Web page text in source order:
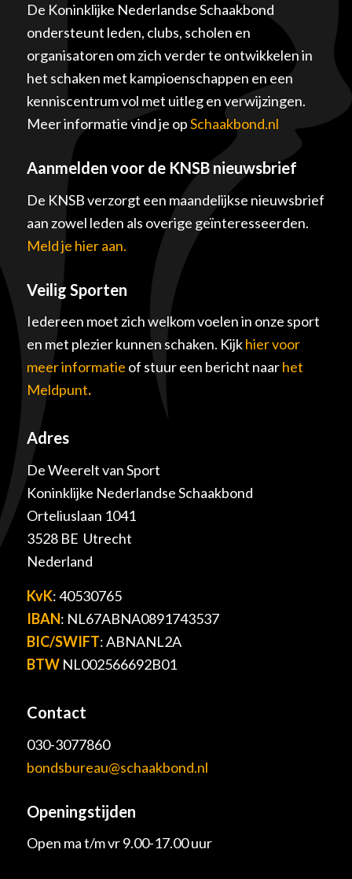
De Koninklijke Nederlandse Schaakbond
ondersteunt leden, clubs, scholen en
organisatoren om zich verder te ontwikkelen in
het schaken met kampioenschappen en een
kenniscentrum vol met uitleg en verwijzingen.
Meer informatie vind je opSchaakbond.nl
Aanmelden voor de KNSB nieuwsbrief
De KNSB verzorgt een maandelijkse nieuwsbrief
aan zowel leden als overige geïnteresseerden.
Meld je hier aan.
Veilig Sporten
Iedereen moet zich welkom voelen in onze sport
en met plezier kunnen schaken. Kijkhier voor
meer informatie of stuur een bericht naarhet
Meldpunt.
Adres
De Weerelt van Sport
Koninklijke Nederlandse Schaakbond
Orteliuslaan 1041
3528 BE Utrecht
Nederland
KvK: 40530765
IBAN: NL67ABNA0891743537
BIC/SWIFT: ABNANL2A
BTWNL002566692B01
Contact
030-3077860
bondsbureau@schaakbond.nl
Openingstijden
Open ma t/m vr 9.00-17.00 uur